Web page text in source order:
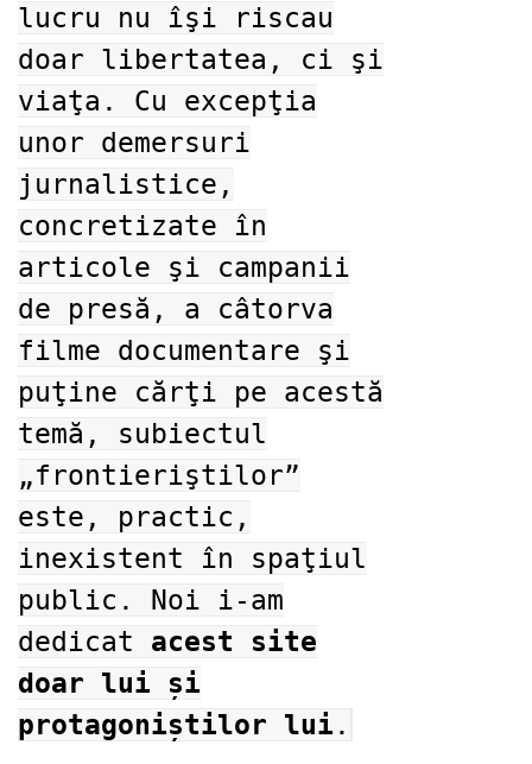
lucru nu îşi riscau
doar libertatea, ci şi
viaţa. Cu excepţia
unor demersuri
jurnalistice,
concretizate în
articole şi campanii
de presă, a câtorva
filme documentare şi
puţine cărţi pe acestă
temă, subiectul
„frontieriştilor”
este, practic,
inexistent în spaţiul
public. Noi i-am
dedicat acest site
doar lui și
protagoniștilor lui .